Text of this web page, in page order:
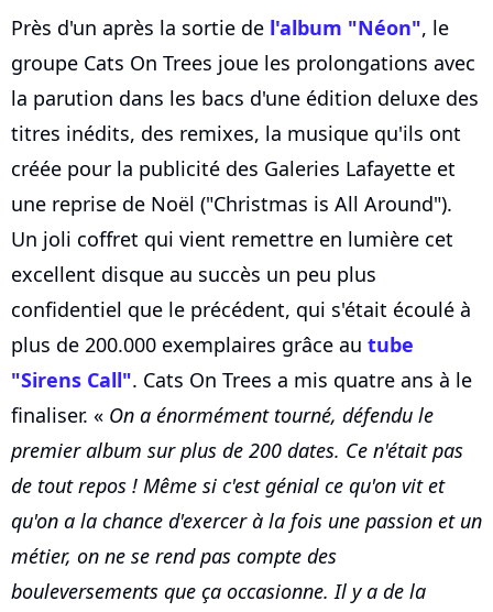
Près d'un après la sortie de l'album "Néon", le
groupe Cats On Trees joue les prolongations avec
la parution dans les bacs d'une édition deluxe des
titres inédits, des remixes, la musique qu'ils ont
créée pour la publicité des Galeries Lafayette et
une reprise de Noël ("Christmas is All Around").
Un joli coffret qui vient remettre en lumière cet
excellent disque au succès un peu plus
confidentiel que le précédent, qui s'était écoulé à
plus de 200.000 exemplaires grâce au tube
"Sirens Call". Cats On Trees a mis quatre ans à le
finaliser. « On a énormément tourné, défendu le
premier album sur plus de 200 dates. Ce n'était pas
de tout repos ! Même si c'est génial ce qu'on vit et
qu'on a la chance d'exercer à la fois une passion et un
métier, on ne se rend pas compte des
bouleversements que ça occasionne. Il y a de la